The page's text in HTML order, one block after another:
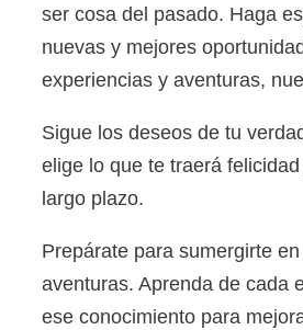
ser cosa del pasado. Haga
nuevas y mejores
experiencias y aventuras,
Sigue los deseos de tu
elige lo que te traerá
largo plazo.
Prepárate para sumergirte
aventuras. Aprenda de cada
ese conocimiento para